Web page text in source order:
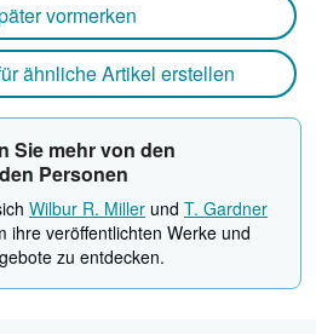
vormerken
ähnliche Artikel erstellen
Sie mehr von den
Personen
Wilbur R. Miller und T. Gardner
ihre veröffentlichten Werke und
zu entdecken.